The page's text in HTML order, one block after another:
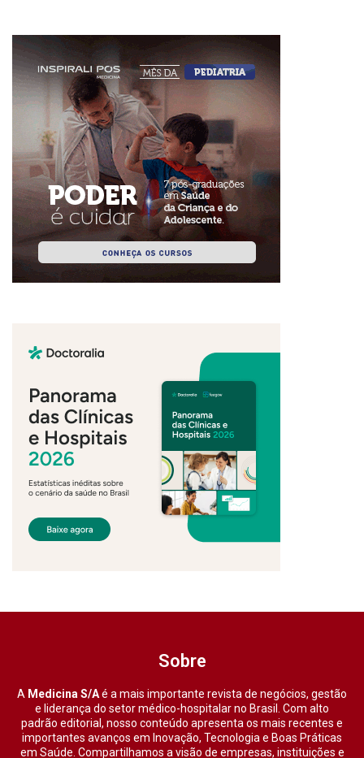
Sobre
A Medicina S/Aé a mais importante revista de negócios, gestão
e liderança do setor médico-hospitalar no Brasil. Com alto
padrão editorial, nosso conteúdo apresenta os mais recentes e
importantes avanços em Inovação, Tecnologia e Boas Práticas
em Saúde. Compartilhamos a visão de empresas, instituições e